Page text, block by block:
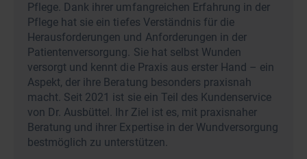
Pflege. Dank ihrer umfangreichen Erfahrung in der
Pflege hat sie ein tiefes Verständnis für die
Herausforderungen und Anforderungen in der
Patientenversorgung. Sie hat selbst Wunden
versorgt und kennt die Praxis aus erster Hand – ein
Aspekt, der ihre Beratung besonders praxisnah
macht. Seit 2021 ist sie ein Teil des Kundenservice
von Dr. Ausbüttel. Ihr Ziel ist es, mit praxisnaher
Beratung und ihrer Expertise in der Wundversorgung
bestmöglich zu unterstützen.